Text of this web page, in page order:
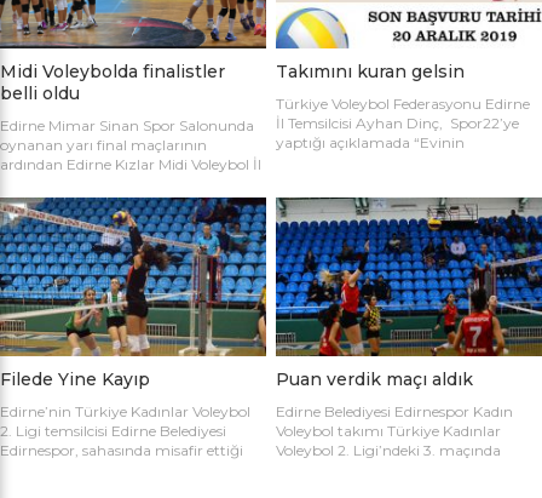
Midi Voleybolda finalistler
belli oldu
Edirne Mimar Sinan Spor Salonunda
oynanan yarı final maçlarının
ardından Edirne Kızlar Midi Voleybol İl
oynamaya hak kazanan takımlar
belirlendi. İlk oynanan yarı final
maçında Atletik Trakya takımını 25-
17, 25-7 ve 25-20’lik setlerle 3-0
mağlup eden Keşan Yıldızı takımı
finale adını ilk yazdıran takım oldu.
Oynanan ikinci maçta Avrupa
Yıldızları ile Kırcasalih […]
Takımını kuran gelsin
Türkiye Voleybol Federasyonu Edirne
İl Temsilcisi Ayhan Dinç, Spor22’ye
yaptığı açıklamada “Evinin
Temsilciliği olarak “Evinin Sultanları”
ismiyle Kadın Voleybol Turnuvası
organize ediliyor. 18 yaşını doldurmuş
tüm kadınların katılımına açık olan
turnuvaya katılım için takım
kaptanlarının sporcu listesini sağlık
raporlarıyla(sağlık ocağından
alınması yeterli) birlikte Gençlik Spor
İl […]
Filede Yine Kayıp
Edirne’nin Türkiye Kadınlar Voleybol
2. Ligi temsilcisi Edirne Belediyesi
Edirnespor, sahasında misafir ettiği
Puan verdik maçı aldık
Edirne Belediyesi Edirnespor Kadın
Voleybol takımı Türkiye Kadınlar
Voleybol 2. Ligi’ndeki 3. maçında